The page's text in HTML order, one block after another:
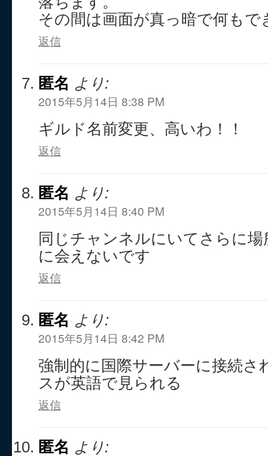
その間は画面が真っ暗で何もで
返信
匿名 より:
2015年5月14日 8:38 PM
ギルド名前変更、高いわ！！
返信
匿名 より:
2015年5月14日 8:40 PM
同じチャンネルにいてさらに
に会えないです
返信
匿名 より:
2015年5月14日 8:42 PM
強制的に国際サーバーに接続さ
スが英語で見られる
返信
匿名 より: